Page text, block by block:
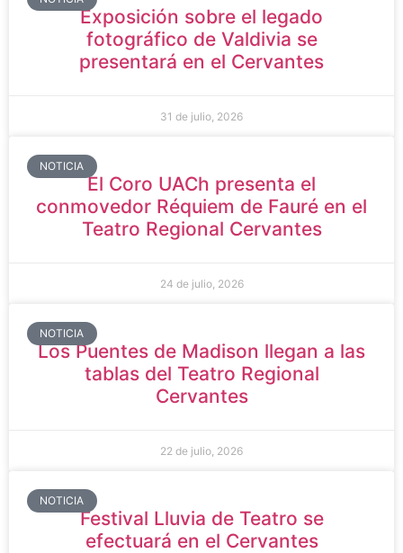
Exposición sobre el legado
fotográfico de Valdivia se
presentará en el Cervantes
31 de julio, 2026
NOTICIA
El Coro UACh presenta el
conmovedor Réquiem de Fauré en el
Teatro Regional Cervantes
24 de julio, 2026
NOTICIA
Los Puentes de Madison llegan a las
tablas del Teatro Regional
Cervantes
22 de julio, 2026
NOTICIA
Festival Lluvia de Teatro se
efectuará en el Cervantes